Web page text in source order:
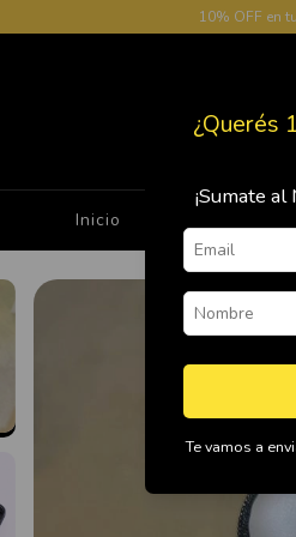
10% OFF en
Inicio
¿Querés
¡Sumate
Te vamos a